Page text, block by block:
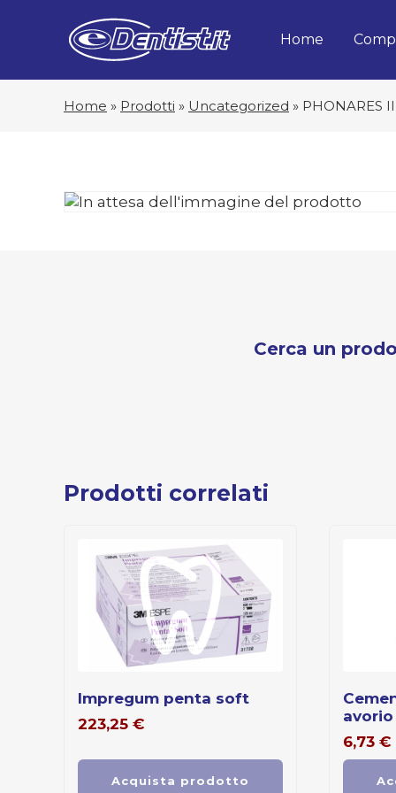
Home
Home » Prodotti » Uncategorized » PHONARES
Prodotti correlati
impregum penta soft
223,25 €
Acquista prodotto
cemento provvisorio
avorio
6,73 €
Cerca un